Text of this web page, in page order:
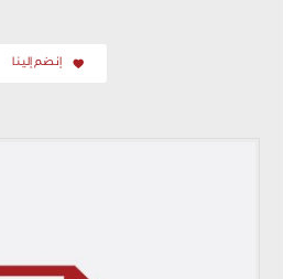
إنضم إلينا